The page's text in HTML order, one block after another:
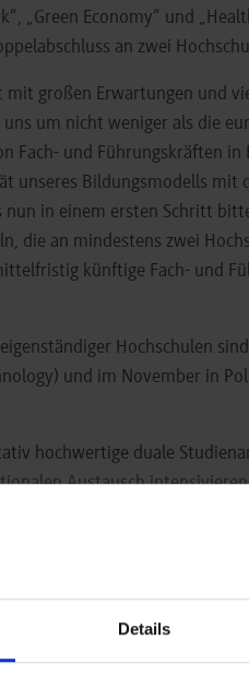
Details
„Green Economy“ und
an zwei
mit großen Erwartungen und
uns um nicht weniger als die
Fach- und Führungskräften in
unseres Bildungsmodells mit
nun in einem ersten Schritt
die an mindestens zwei
künftige Fach- und
Hochschulen
und im November in
hochwertige duale
Austausch
zu bewältigen.
für vier Jahre mit bis zu 14,4
unterstützt auch der